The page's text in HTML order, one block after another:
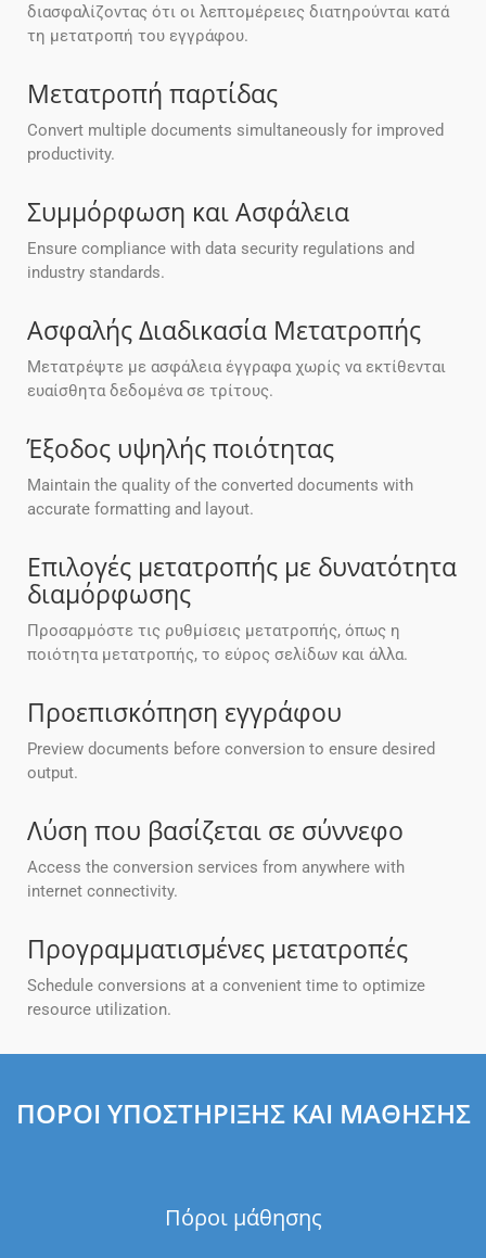
διασφαλίζοντας ότι οι λεπτομέρειες διατηρούνται κατά
τη μετατροπή του εγγράφου.
Μετατροπή παρτίδας
Convert multiple documents simultaneously for improved
productivity.
Συμμόρφωση και Ασφάλεια
Ensure compliance with data security regulations and
industry standards.
Ασφαλής Διαδικασία Μετατροπής
Μετατρέψτε με ασφάλεια έγγραφα χωρίς να εκτίθενται
ευαίσθητα δεδομένα σε τρίτους.
Έξοδος υψηλής ποιότητας
Maintain the quality of the converted documents with
accurate formatting and layout.
Επιλογές μετατροπής με δυνατότητα
διαμόρφωσης
Προσαρμόστε τις ρυθμίσεις μετατροπής, όπως η
ποιότητα μετατροπής, το εύρος σελίδων και άλλα.
Προεπισκόπηση εγγράφου
Preview documents before conversion to ensure desired
output.
Λύση που βασίζεται σε σύννεφο
Access the conversion services from anywhere with
internet connectivity.
Προγραμματισμένες μετατροπές
Schedule conversions at a convenient time to optimize
resource utilization.
ΠΌΡΟΙ ΥΠΟΣΤΉΡΙΞΗΣ ΚΑΙ ΜΆΘΗΣΗΣ
Πόροι μάθησης